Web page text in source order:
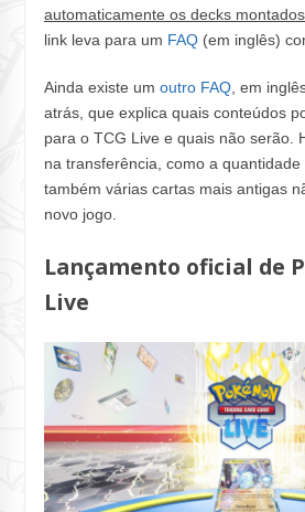
automaticamente os decks
link leva para um FAQ (em inglês)
Ainda existe um outro FAQ, em
atrás, que explica quais conteúdos
para o TCG Live e quais não serão.
na transferência, como a
também várias cartas mais antigas
novo jogo.
Lançamento oficial de
Live